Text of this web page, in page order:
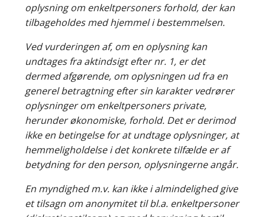
oplysning om enkeltpersoners forhold, der kan
tilbageholdes med hjemmel i bestemmelsen.
Ved vurderingen af, om en oplysning kan
undtages fra aktindsigt efter nr. 1, er det
dermed afgørende, om oplysningen ud fra en
generel betragtning efter sin karakter vedrører
oplysninger om enkeltpersoners private,
herunder økonomiske, forhold. Det er derimod
ikke en betingelse for at undtage oplysninger, at
hemmeligholdelse i det konkrete tilfælde er af
betydning for den person, oplysningerne angår.
En myndighed m.v. kan ikke i almindelighed give
et tilsagn om anonymitet til bl.a. enkeltpersoner